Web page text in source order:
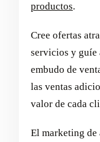
productos.
Cree ofertas
servicios y guíe
embudo de
las ventas
valor de cada
El marketing